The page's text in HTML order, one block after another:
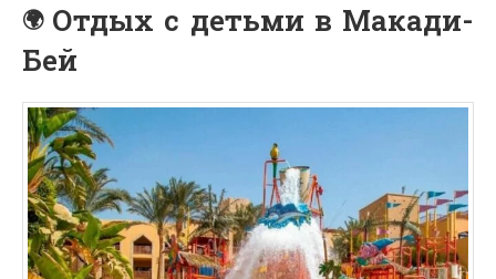
Отдых с детьми в Макади-
Бей